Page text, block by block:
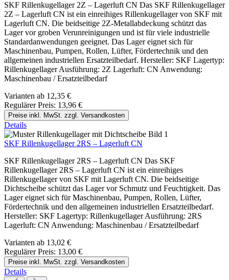
SKF Rillenkugellager 2Z – Lagerluft CN Das SKF Rillenkugellager
2Z – Lagerluft CN ist ein einreihiges Rillenkugellager von SKF mit
Lagerluft CN. Die beidseitige 2Z-Metallabdeckung schützt das
Lager vor groben Verunreinigungen und ist für viele industrielle
Standardanwendungen geeignet. Das Lager eignet sich für
Maschinenbau, Pumpen, Rollen, Lüfter, Fördertechnik und den
allgemeinen industriellen Ersatzteilbedarf. Hersteller: SKF Lagertyp:
Rillenkugellager Ausführung: 2Z Lagerluft: CN Anwendung:
Maschinenbau / Ersatzteilbedarf
Varianten ab 12,35 €
Regulärer Preis: 13,96 €
Preise inkl. MwSt. zzgl. Versandkosten
Details
SKF Rillenkugellager 2RS – Lagerluft CN
SKF Rillenkugellager 2RS – Lagerluft CN Das SKF
Rillenkugellager 2RS – Lagerluft CN ist ein einreihiges
Rillenkugellager von SKF mit Lagerluft CN. Die beidseitige
Dichtscheibe schützt das Lager vor Schmutz und Feuchtigkeit. Das
Lager eignet sich für Maschinenbau, Pumpen, Rollen, Lüfter,
Fördertechnik und den allgemeinen industriellen Ersatzteilbedarf.
Hersteller: SKF Lagertyp: Rillenkugellager Ausführung: 2RS
Lagerluft: CN Anwendung: Maschinenbau / Ersatzteilbedarf
Varianten ab 13,02 €
Regulärer Preis: 13,00 €
Preise inkl. MwSt. zzgl. Versandkosten
Details